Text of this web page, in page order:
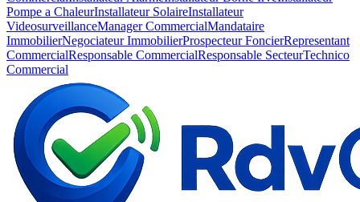
Pompe a ChaleurInstallateur SolaireInstallateur
VideosurveillanceManager CommercialMandataire
ImmobilierNegociateur ImmobilierProspecteur FoncierRepresentant
CommercialResponsable CommercialResponsable SecteurTechnico
Commercial